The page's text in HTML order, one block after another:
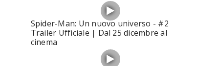
Spider-Man: Un nuovo universo - #2
Trailer Ufficiale | Dal 25 dicembre al
cinema